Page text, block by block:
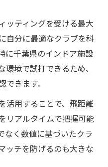
ッティングを受ける最大
自分に最適なクラブを科
に千葉県のインドア施設
境で試打できるため、
きます。
活用することで、飛距離
リアルタイムで把握可能
なく数値に基づいたクラ
ッチを防げるのも大きな